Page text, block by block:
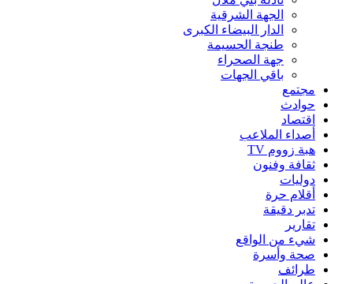
الجهة الشرقية
الدار البيضاء الكبرى
طنجة الحسيمة
جهة الصحراء
باقي الجهات
مجتمع
حوادث
اقتصاد
أصداء الملاعب
هبة زووم TV
ثقافة وفنون
دوليات
أقلام حرة
تدبر دقيقة
تقارير
شيء من الواقع
صحة وأسرة
طرائف